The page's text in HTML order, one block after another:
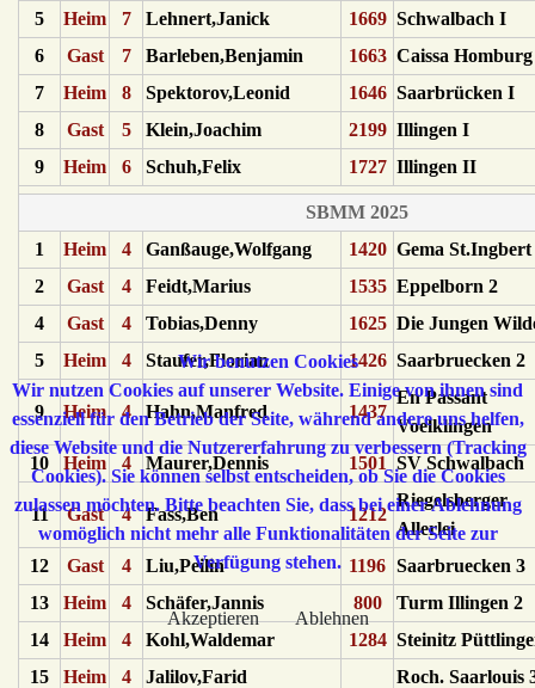
5
Heim 7 Lehnert,Janick 1669 Schwalbach I
6
Gast 7 Barleben,Benjamin 1663 Caissa
7
Heim 8 Spektorov,Leonid 1646 Saarbrücken I
8
Gast 5 Klein,Joachim 2199 Illingen I
9
Heim 6 Schuh,Felix 1727 Illingen II
SBMM 2025
1
Heim 4 Ganßauge,Wolfgang 1420 Gema St.Ingbert
2
Gast 4 Feidt,Marius 1535 Eppelborn 2
4
Gast 4 Tobias,Denny 1625 Die Jungen
5
Heim 4 Staufer,Florian 1426 Saarbruecken 2
9 Heim 4 Hahn,Manfred 1437
En Passant
Voelklingen
10
Heim 4 Maurer,Dennis 1501 SV Schwalbach
11 Gast 4 Fass,Ben 1212
Riegelsberger
Allerlei
12
Gast 4 Liu,Peilin 1196 Saarbruecken 3
13
Heim 4 Schäfer,Jannis 800
Turm Illingen 2
14
Heim 4 Kohl,Waldemar 1284 Steinitz
15
Heim 4 Jalilov,Farid Roch. Saarlouis
Wir benutzen Cookies
Wir nutzen Cookies auf unserer Website. Einige von ihnen sind
essenziell für den Betrieb der Seite, während andere uns helfen,
diese Website und die Nutzererfahrung zu verbessern (Tracking
Cookies). Sie können selbst entscheiden, ob Sie die Cookies
zulassen möchten. Bitte beachten Sie, dass bei einer Ablehnung
womöglich nicht mehr alle Funktionalitäten der Seite zur
Verfügung stehen.
Akzeptieren Ablehnen